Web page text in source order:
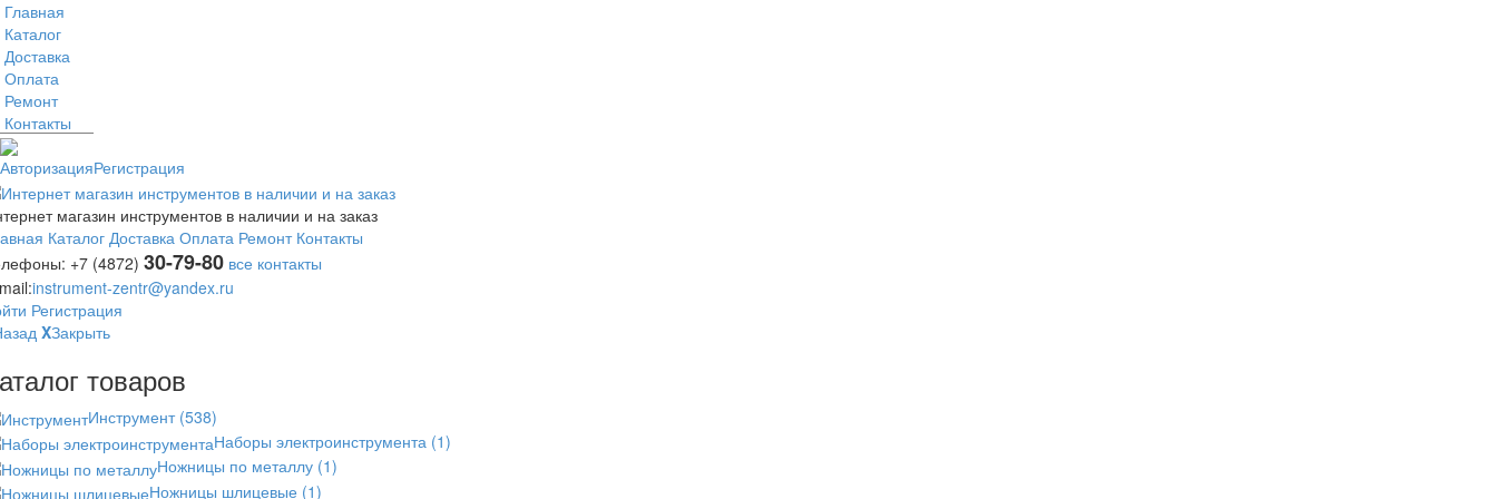
Главная
Каталог
Доставка
Оплата
Ремонт
Контакты
АвторизацияРегистрация
магазин инструментов в наличии и на заказ
Каталог Доставка Оплата Ремонт Контакты
+7 (4872) 30-79-80 все контакты
instrument-zentr@yandex.ru
Регистрация
XЗакрыть
товаров
Инструмент (538)
Наборы электроинструмента (1)
Ножницы по металлу (1)
Ножницы шлицевые (1)